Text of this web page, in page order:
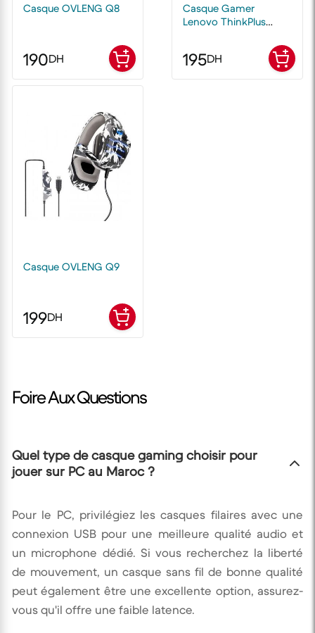
Casque OVLENG Q8
190DH
Casque Gamer
Lenovo ThinkPlus
195DH
Casque OVLENG Q9
199DH
Foire Aux Questions
Quel type de casque gaming choisir pour
jouer sur PC au Maroc ?
Pour le PC, privilégiez les casques filaires avec une
connexion USB pour une meilleure qualité audio et
un microphone dédié. Si vous recherchez la liberté
de mouvement, un casque sans fil de bonne qualité
peut également être une excellente option, assurez-
vous qu'il offre une faible latence.